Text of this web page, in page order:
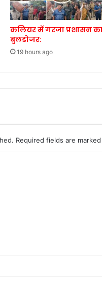
कलियर में गरजा प्रशासन
बुलडोजर:
19 hours ago
Required fields are marked